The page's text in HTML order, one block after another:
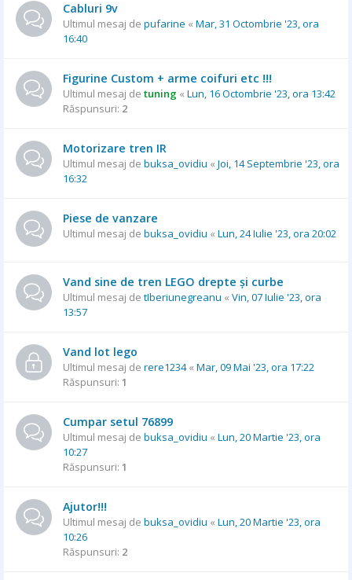
Cabluri 9v
Ultimul mesaj de pufarine « Mar, 31 Octombrie '23, ora
16:40
Figurine Custom + arme coifuri etc !!!
Ultimul mesaj de tuning « Lun, 16 Octombrie '23, ora 13:42
Răspunsuri: 2
Motorizare tren IR
Ultimul mesaj de buksa_ovidiu « Joi, 14 Septembrie '23, ora
16:32
Piese de vanzare
Ultimul mesaj de buksa_ovidiu « Lun, 24 Iulie '23, ora 20:02
Vand sine de tren LEGO drepte și curbe
Ultimul mesaj de tIberiunegreanu « Vin, 07 Iulie '23, ora
13:57
Vand lot lego
Ultimul mesaj de rere1234« Mar, 09 Mai '23, ora 17:22
Răspunsuri: 1
Cumpar setul 76899
Ultimul mesaj de buksa_ovidiu « Lun, 20 Martie '23, ora
10:27
Răspunsuri: 1
Ajutor!!!
Ultimul mesaj de buksa_ovidiu « Lun, 20 Martie '23, ora
10:26
Răspunsuri: 2